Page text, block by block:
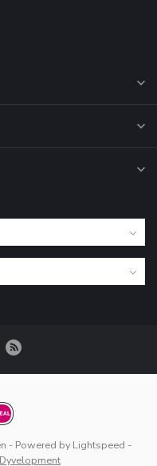
- Powered by Lightspeed -
Dyvelopment